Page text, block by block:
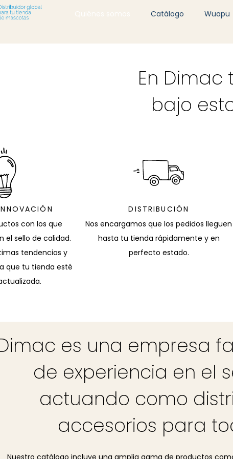
Catálogo Wuapu
En
bajo
con los que
el sello de calidad.
tendencias y
que tu tienda esté
DISTRIBUCIÓN
Nos encargamos que los pedidos lleguen
hasta tu tienda rápidamente y en
perfecto estado.
es una empresa
de experiencia en el
actuando como
accesorios para
Nuestro catálogo incluye una amplia gama de productos